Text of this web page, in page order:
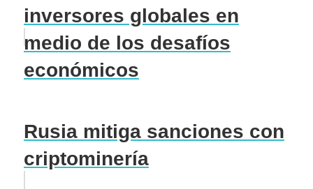
inversores globales en
medio de los desafíos
económicos
Rusia mitiga sanciones con
criptominería